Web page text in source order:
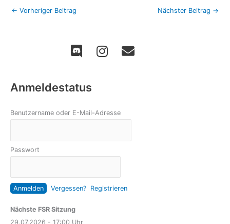
← Vorheriger Beitrag Nächster Beitrag →
Anmeldestatus
Benutzername oder E-Mail-Adresse
Passwort
Vergessen? Registrieren
Nächste FSR Sitzung
29.07.2026 - 17:00 Uhr